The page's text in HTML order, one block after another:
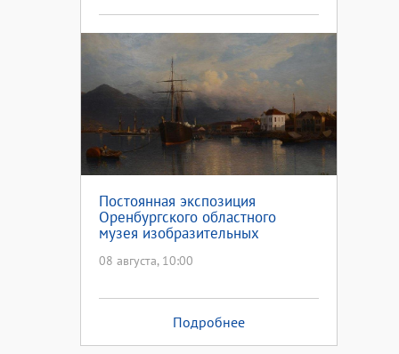
Постоянная экспозиция
Оренбургского областного
музея изобразительных
искусств
08 августа, 10:00
Подробнее